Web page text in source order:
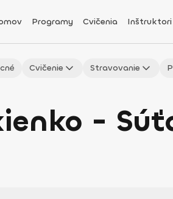
Programy Cvičenia Inštruktori
Cvičenie Stravovanie
-